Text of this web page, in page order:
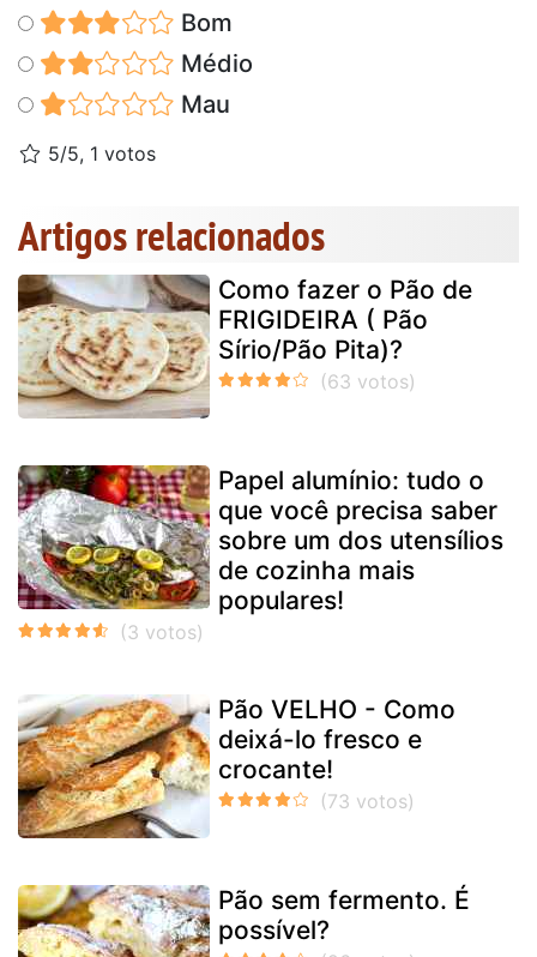
Bom
Médio
Mau
5/5, 1 votos
Artigos relacionados
Como fazer o Pão de
FRIGIDEIRA ( Pão
Sírio/Pão Pita)?
Papel alumínio: tudo o
que você precisa saber
sobre um dos utensílios
de cozinha mais
populares!
Pão VELHO - Como
deixá-lo fresco e
crocante!
Pão sem fermento. É
possível?